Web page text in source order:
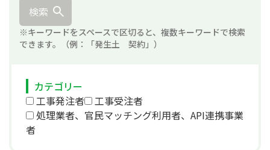
検索
※キーワードをスペースで区切ると、複数キーワードで検索
できます。（例：「発生土 契約」）
カテゴリー
工事発注者
工事受注者
処理業者、官民マッチング利用者、API連携事業
者